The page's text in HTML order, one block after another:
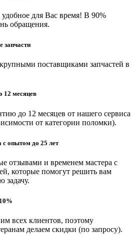
для Вас время! В 90%
обращения.
запчасти
поставщиками запчастей в
12 месяцев
до 12 месяцев от нашего сервиса
от категории поломки).
с опытом до 25 лет
отзывами и временем мастера с
которые помогут решить вам
задачу.
всех клиентов, поэтому
делаем скидки (по запросу).